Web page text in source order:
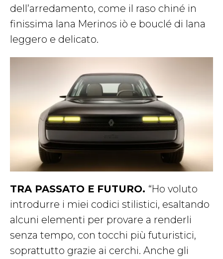
dell’arredamento, come il raso chiné in
finissima lana Merinos iò e bouclé di lana
leggero e delicato.
TRA PASSATO E FUTURO. “Ho voluto
introdurre i miei codici stilistici, esaltando
alcuni elementi per provare a renderli
senza tempo, con tocchi più futuristici,
soprattutto grazie ai cerchi. Anche gli